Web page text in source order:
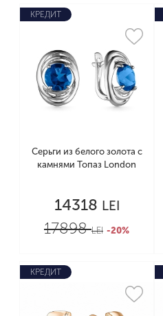
КРЕДИТ
Серьги из белого золота с
камнями Топаз London
14318 LEI
17898LEI -20%
КРЕДИТ